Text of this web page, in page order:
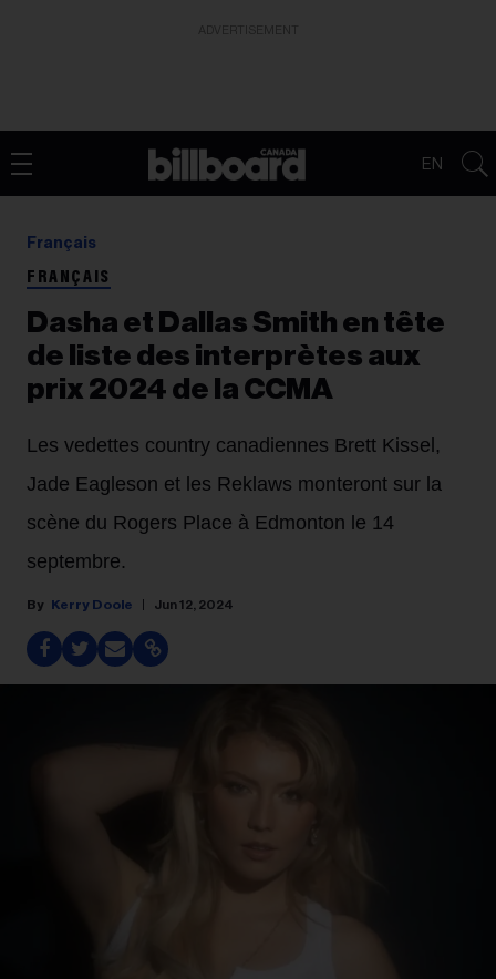
EN
Français
FRANÇAIS
Dasha et Dallas Smith en tête
de liste des interprètes aux
prix 2024 de la CCMA
Les vedettes country canadiennes Brett Kissel,
Jade Eagleson et les Reklaws monteront sur la
scène du Rogers Place à Edmonton le 14
septembre.
Kerry Doole Jun 12, 2024